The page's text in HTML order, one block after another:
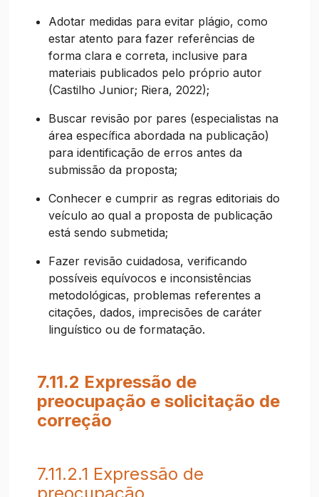
Adotar medidas para evitar plágio, como
estar atento para fazer referências de
forma clara e correta, inclusive para
materiais publicados pelo próprio autor
(Castilho Junior; Riera, 2022);
Buscar revisão por pares (especialistas na
área específica abordada na publicação)
para identificação de erros antes da
submissão da proposta;
Conhecer e cumprir as regras editoriais do
veículo ao qual a proposta de publicação
está sendo submetida;
Fazer revisão cuidadosa, verificando
possíveis equívocos e inconsistências
metodológicas, problemas referentes a
citações, dados, imprecisões de caráter
linguístico ou de formatação.
7.11.2 Expressão de
preocupação e solicitação de
correção
7.11.2.1 Expressão de